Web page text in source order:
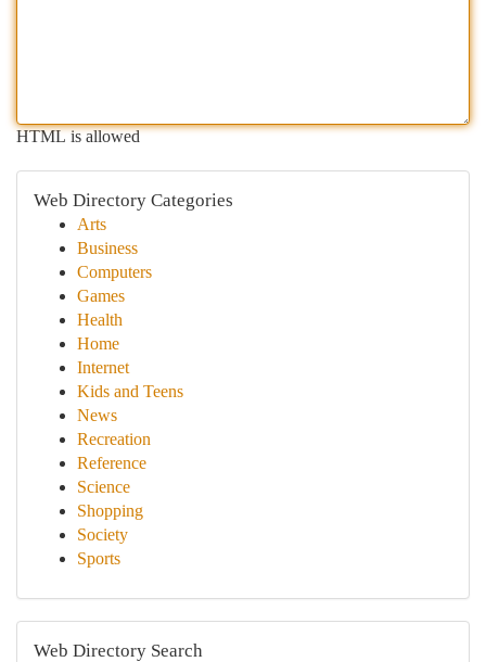
HTML is allowed
Web Directory Categories
Arts
Business
Computers
Games
Health
Home
Internet
Kids and Teens
News
Recreation
Reference
Science
Shopping
Society
Sports
Web Directory Search